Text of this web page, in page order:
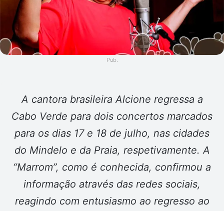
Pub.
A cantora brasileira Alcione regressa a
Cabo Verde para dois concertos marcados
para os dias 17 e 18 de julho, nas cidades
do Mindelo e da Praia, respetivamente. A
“Marrom”, como é conhecida, confirmou a
informação através das redes sociais,
reagindo com entusiasmo ao regresso ao